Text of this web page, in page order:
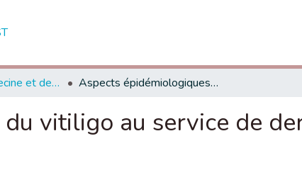
Faculté de Médecine et de Pharmacie - Casablanca Aspects épidémiologiques du vitiligo au service de dermatologie du Chu Ibn Rochd
vitiligo au service de